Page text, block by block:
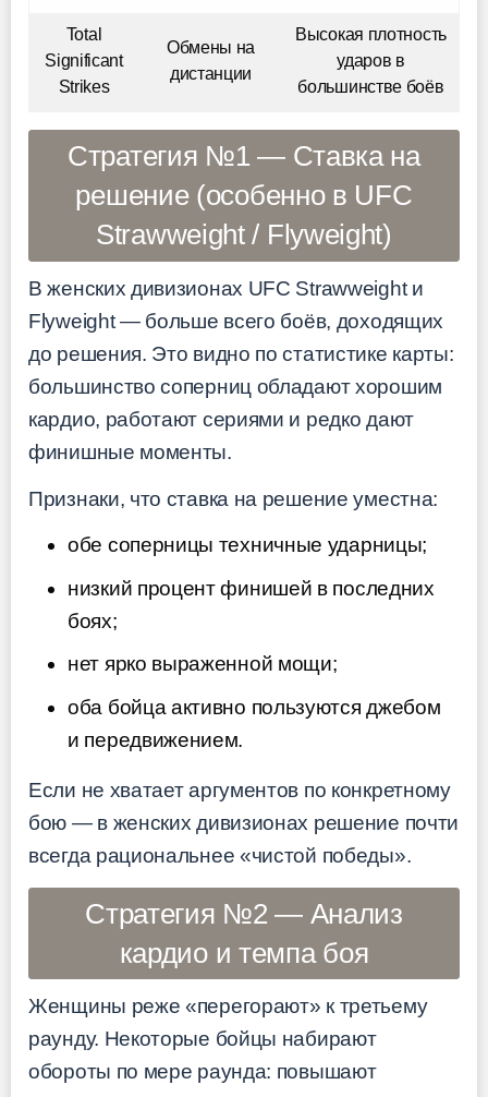
Total
Significant
Strikes
Обмены на
дистанции
Высокая плотность
ударов в
большинстве боёв
Стратегия №1 — Ставка на
решение (особенно в UFC
Strawweight / Flyweight)
В женских дивизионах UFC Strawweight и
Flyweight — больше всего боёв, доходящих
до решения. Это видно по статистике карты:
большинство соперниц обладают хорошим
кардио, работают сериями и редко дают
финишные моменты.
Признаки, что ставка на решение уместна:
обе соперницы техничные ударницы;
низкий процент финишей в последних
боях;
нет ярко выраженной мощи;
оба бойца активно пользуются джебом
и передвижением.
Если не хватает аргументов по конкретному
бою — в женских дивизионах решение почти
всегда рациональнее «чистой победы».
Стратегия №2 — Анализ
кардио и темпа боя
Женщины реже «перегорают» к третьему
раунду. Некоторые бойцы набирают
обороты по мере раунда: повышают